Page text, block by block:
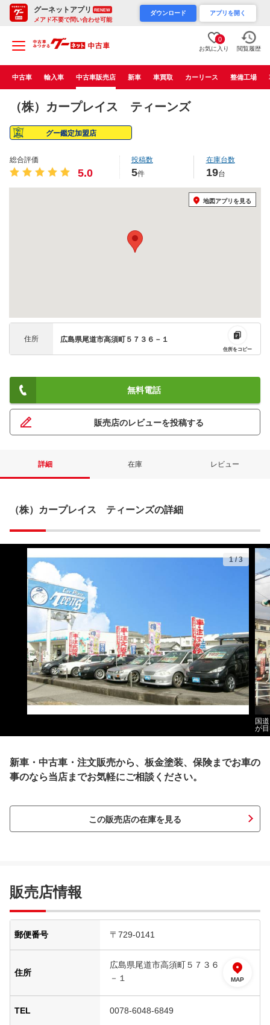
グーネットアプリ RENEW
メアド不要で問い合わせ可能
ダウンロード アプリを開く
0
お気に入り 閲覧履歴
中古車 輸入車 中古車販売店 新車 車買取 カーリース 整備工場
（株）カープレイス ティーンズ
グー鑑定加盟店
総合評価
5.0
投稿数
5件
在庫台数
19台
地図アプリを見る
住所 広島県尾道市高須町５７３６－１
住所をコピー
無料電話
販売店のレビューを投稿する
詳細 在庫 レビュー
（株）カープレイス ティーンズの詳細
1/3
国
が
新車・中古車・注文販売から、板金塗装、保険までお車の
事のなら当店までお気軽にご相談ください。
この販売店の在庫を見る
販売店情報
郵便番号 〒729-0141
住所
広島県尾道市高須町５７３６
－１
MAP
TEL 0078-6048-6849